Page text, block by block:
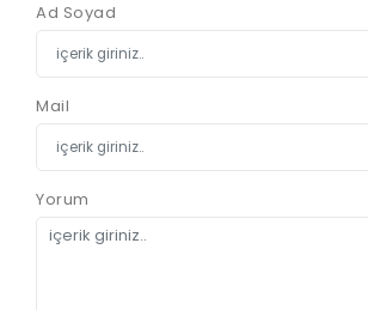
Ad Soyad
Mail
Yorum